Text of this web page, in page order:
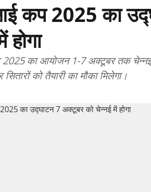
कप 2025 का
का आयोजन 1-7 अक्टूबर तक चेन्नई
को तैयारी का मौका मिलेगा।